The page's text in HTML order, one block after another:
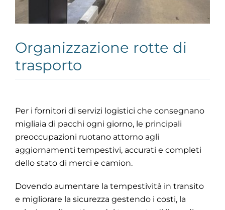
Organizzazione rotte di
trasporto
Per i fornitori di servizi logistici che consegnano
migliaia di pacchi ogni giorno, le principali
preoccupazioni ruotano attorno agli
aggiornamenti tempestivi, accurati e completi
dello stato di merci e camion.
Dovendo aumentare la tempestività in transito
e migliorare la sicurezza gestendo i costi, la